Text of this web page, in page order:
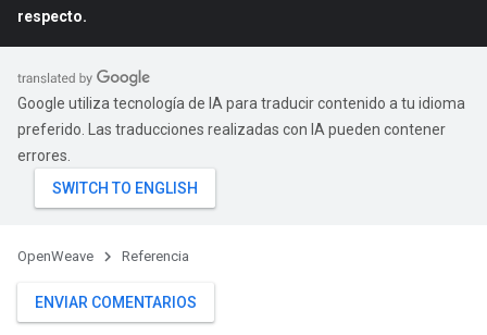
respecto.
Google utiliza tecnología de IA para traducir contenido a tu idioma
preferido. Las traducciones realizadas con IA pueden contener
errores.
OpenWeave Referencia
ENVIAR COMENTARIOS